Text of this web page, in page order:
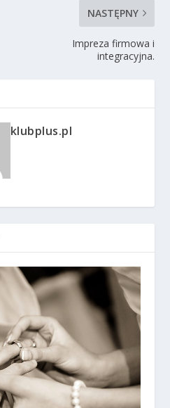
NASTĘPNY
Impreza firmowa i
integracyjna.
klubplus.pl